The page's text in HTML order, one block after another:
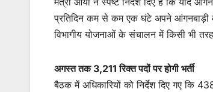
प्रतिदिन कम से कम एक घंटे अपने आंगनबाड़ी
विभागीय योजनाओं के संचालन में किसी भी तरह
अगस्त तक 3,211 रिक्त पदों पर होगी भर्ती
बैठक में अधिकारियों को निर्देश दिए गए कि